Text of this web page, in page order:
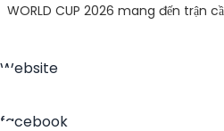
WORLD CUP 2026 mang đến trận
Website
facebook